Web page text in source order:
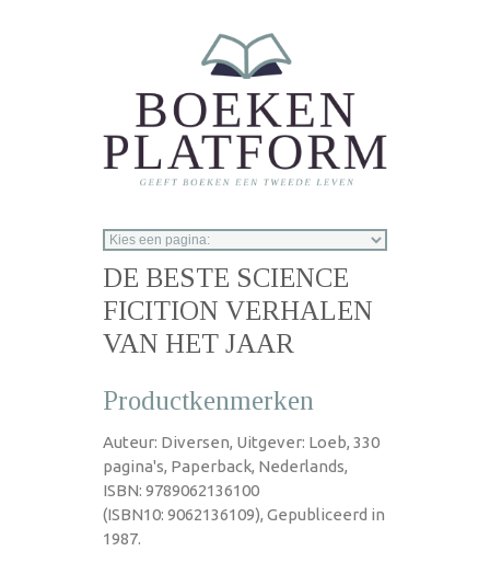
DE BESTE SCIENCE
FICITION VERHALEN
VAN HET JAAR
Productkenmerken
Auteur: Diversen, Uitgever: Loeb, 330
pagina's, Paperback, Nederlands,
ISBN: 9789062136100
(ISBN10: 9062136109), Gepubliceerd in
1987.